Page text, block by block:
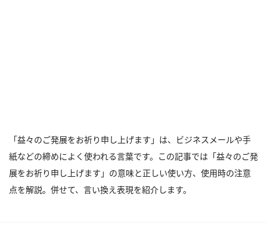
「益々のご発展をお祈り申し上げます」は、ビジネスメールや手
紙などの締めによく使われる言葉です。この記事では「益々のご発
展をお祈り申し上げます」の意味と正しい使い方、使用時の注意
点を解説。併せて、言い換え表現を紹介します。